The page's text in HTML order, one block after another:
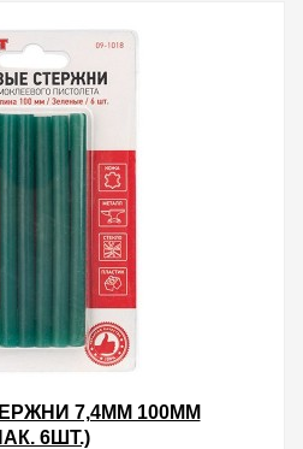
7,4ММ 100ММ
6ШТ.)